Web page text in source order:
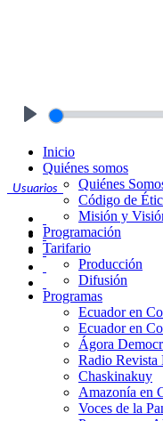
Usuarios
Inicio
Quiénes somos
Quiénes
Código de
Misión y
Programación
Tarifario
Producción
Difusión
Programas
Ecuador en
Ecuador en
Ágora
Radio Revista
Chaskinakuy
Amazonía en
Voces de la